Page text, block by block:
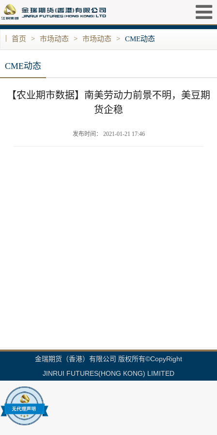
| 首页 > 市场动态 > 市场动态 > CME动态
CME动态
【农业期市数据】南美劳动力前景不明，美豆期
货企稳
发布时间： 2021-01-21 17:46
金瑞期货（香港）有限公司 版权所有©CopyRight
JINRUI FUTURES(HONG KONG) LIMITED